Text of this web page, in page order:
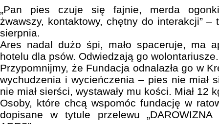
„Pan pies czuje się fajnie, merda
żwawszy, kontaktowy, chętny do interakcji”
sierpnia.
Ares nadal dużo śpi, mało spaceruje, ma
hotelu dla psów. Odwiedzają go wolontariusze.
Przypomnijmy, że Fundacja odnalazła go w
wychudzenia i wycieńczenia – pies nie miał
nie miał sierści, wystawały mu kości. Miał 12
Osoby, które chcą wspomóc fundację w
dopisane w tytule przelewu „DAROWIZNA